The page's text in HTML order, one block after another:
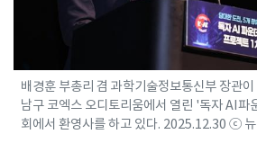
배경훈 부총리 겸 과학기술정보통신부 장관
남구 코엑스 오디토리움에서 열린 '독자 AI파
회에서 환영사를 하고 있다. 2025.12.30 ⓒ